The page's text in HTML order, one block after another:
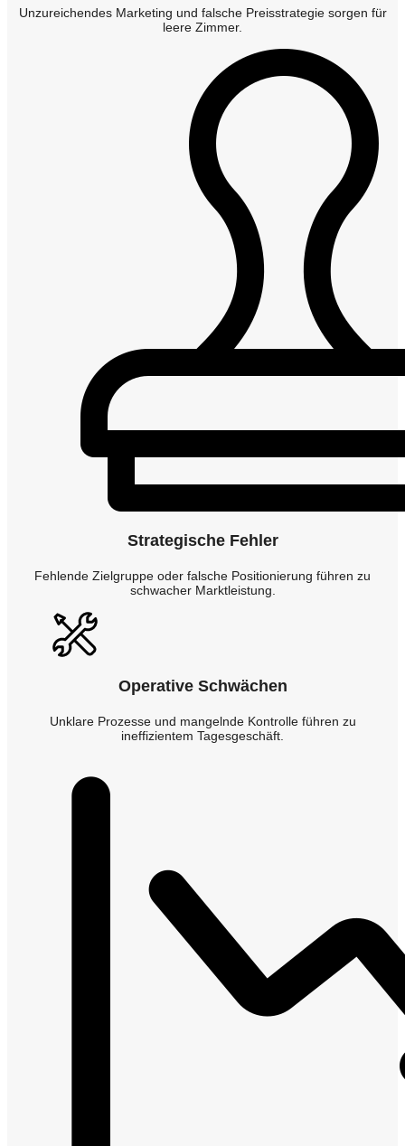
Unzureichendes Marketing und falsche Preisstrategie sorgen für
leere Zimmer.
Strategische Fehler
Fehlende Zielgruppe oder falsche Positionierung führen zu
schwacher Marktleistung.
Operative Schwächen
Unklare Prozesse und mangelnde Kontrolle führen zu
ineffizientem Tagesgeschäft.